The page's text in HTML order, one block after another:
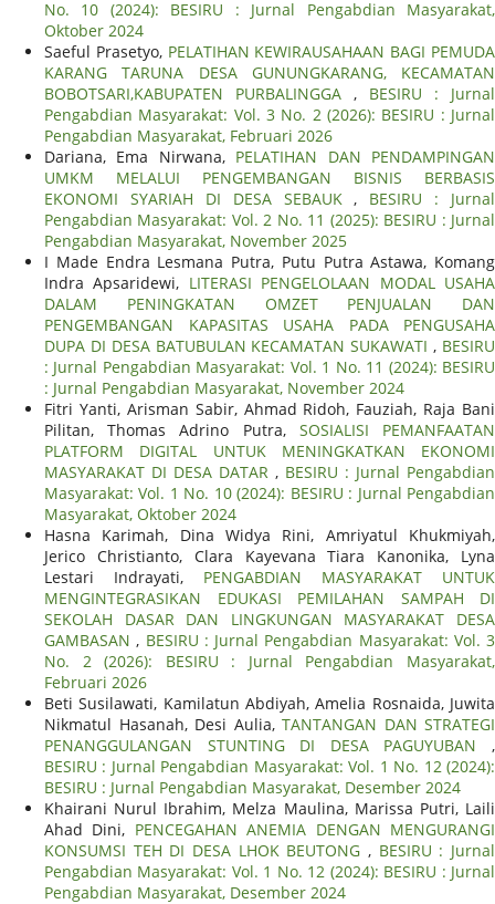
No. 10 (2024): BESIRU : Jurnal Pengabdian Masyarakat,
Oktober 2024
Saeful Prasetyo, PELATIHAN KEWIRAUSAHAAN BAGI PEMUDA
KARANG TARUNA DESA GUNUNGKARANG, KECAMATAN
BOBOTSARI,KABUPATEN PURBALINGGA , BESIRU : Jurnal
Pengabdian Masyarakat: Vol. 3 No. 2 (2026): BESIRU : Jurnal
Pengabdian Masyarakat, Februari 2026
Dariana, Ema Nirwana, PELATIHAN DAN PENDAMPINGAN
UMKM MELALUI PENGEMBANGAN BISNIS BERBASIS
EKONOMI SYARIAH DI DESA SEBAUK , BESIRU : Jurnal
Pengabdian Masyarakat: Vol. 2 No. 11 (2025): BESIRU : Jurnal
Pengabdian Masyarakat, November 2025
I Made Endra Lesmana Putra, Putu Putra Astawa, Komang
Indra Apsaridewi, LITERASI PENGELOLAAN MODAL USAHA
DALAM PENINGKATAN OMZET PENJUALAN DAN
PENGEMBANGAN KAPASITAS USAHA PADA PENGUSAHA
DUPA DI DESA BATUBULAN KECAMATAN SUKAWATI , BESIRU
: Jurnal Pengabdian Masyarakat: Vol. 1 No. 11 (2024): BESIRU
: Jurnal Pengabdian Masyarakat, November 2024
Fitri Yanti, Arisman Sabir, Ahmad Ridoh, Fauziah, Raja Bani
Pilitan, Thomas Adrino Putra, SOSIALISI PEMANFAATAN
PLATFORM DIGITAL UNTUK MENINGKATKAN EKONOMI
MASYARAKAT DI DESA DATAR , BESIRU : Jurnal Pengabdian
Masyarakat: Vol. 1 No. 10 (2024): BESIRU : Jurnal Pengabdian
Masyarakat, Oktober 2024
Hasna Karimah, Dina Widya Rini, Amriyatul Khukmiyah,
Jerico Christianto, Clara Kayevana Tiara Kanonika, Lyna
Lestari Indrayati, PENGABDIAN MASYARAKAT UNTUK
MENGINTEGRASIKAN EDUKASI PEMILAHAN SAMPAH DI
SEKOLAH DASAR DAN LINGKUNGAN MASYARAKAT DESA
GAMBASAN , BESIRU : Jurnal Pengabdian Masyarakat: Vol. 3
No. 2 (2026): BESIRU : Jurnal Pengabdian Masyarakat,
Februari 2026
Beti Susilawati, Kamilatun Abdiyah, Amelia Rosnaida, Juwita
Nikmatul Hasanah, Desi Aulia, TANTANGAN DAN STRATEGI
PENANGGULANGAN STUNTING DI DESA PAGUYUBAN ,
BESIRU : Jurnal Pengabdian Masyarakat: Vol. 1 No. 12 (2024):
BESIRU : Jurnal Pengabdian Masyarakat, Desember 2024
Khairani Nurul Ibrahim, Melza Maulina, Marissa Putri, Laili
Ahad Dini, PENCEGAHAN ANEMIA DENGAN MENGURANGI
KONSUMSI TEH DI DESA LHOK BEUTONG , BESIRU : Jurnal
Pengabdian Masyarakat: Vol. 1 No. 12 (2024): BESIRU : Jurnal
Pengabdian Masyarakat, Desember 2024